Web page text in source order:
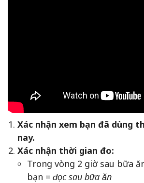
Xác nhận xem bạn đã dùng
nay.
Xác nhận thời gian đo:
Trong vòng 2 giờ sau bữa
bạn = đọc sau bữa ăn